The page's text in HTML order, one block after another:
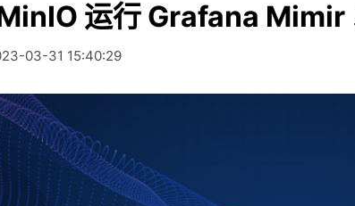
运行 Grafana Mimir
03-31 15:40:29